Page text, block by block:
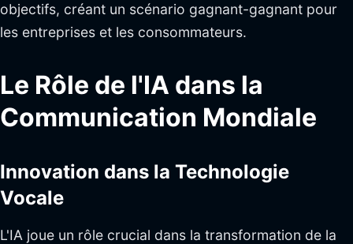
objectifs, créant un scénario gagnant-gagnant pour
les entreprises et les consommateurs.
Le Rôle de l'IA dans la
Communication Mondiale
Innovation dans la Technologie
Vocale
L'IA joue un rôle crucial dans la transformation de la